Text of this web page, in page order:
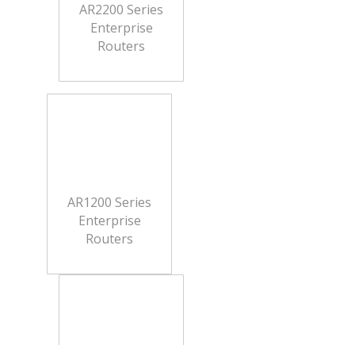
AR2200 Series
Enterprise
Routers
AR1200 Series
Enterprise
Routers